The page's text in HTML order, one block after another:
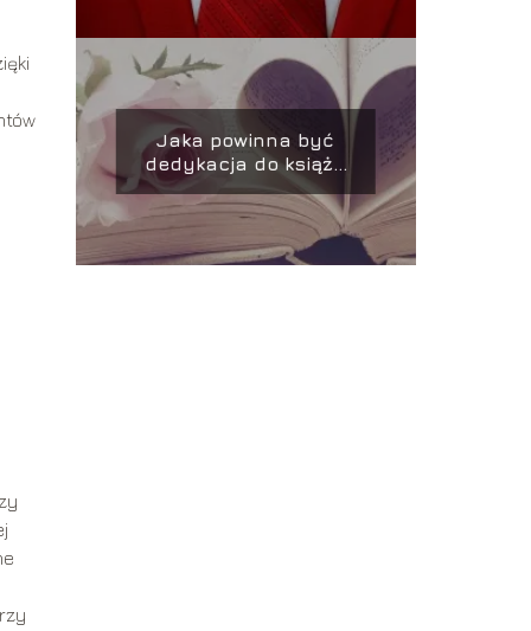
Jaka powinna być
dedykacja do książki
dla dziecka?